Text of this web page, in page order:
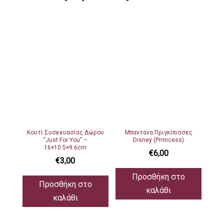
Κουτί Συσκευασίας Δώρου
“Just For You” –
16×10.5×9.6cm
€3,00
Προσθήκη στο
καλάθι
Μπαντάνα Πριγκίπισσες
Disney (Prrincess)
€6,00
Προσθήκη στο
καλάθι